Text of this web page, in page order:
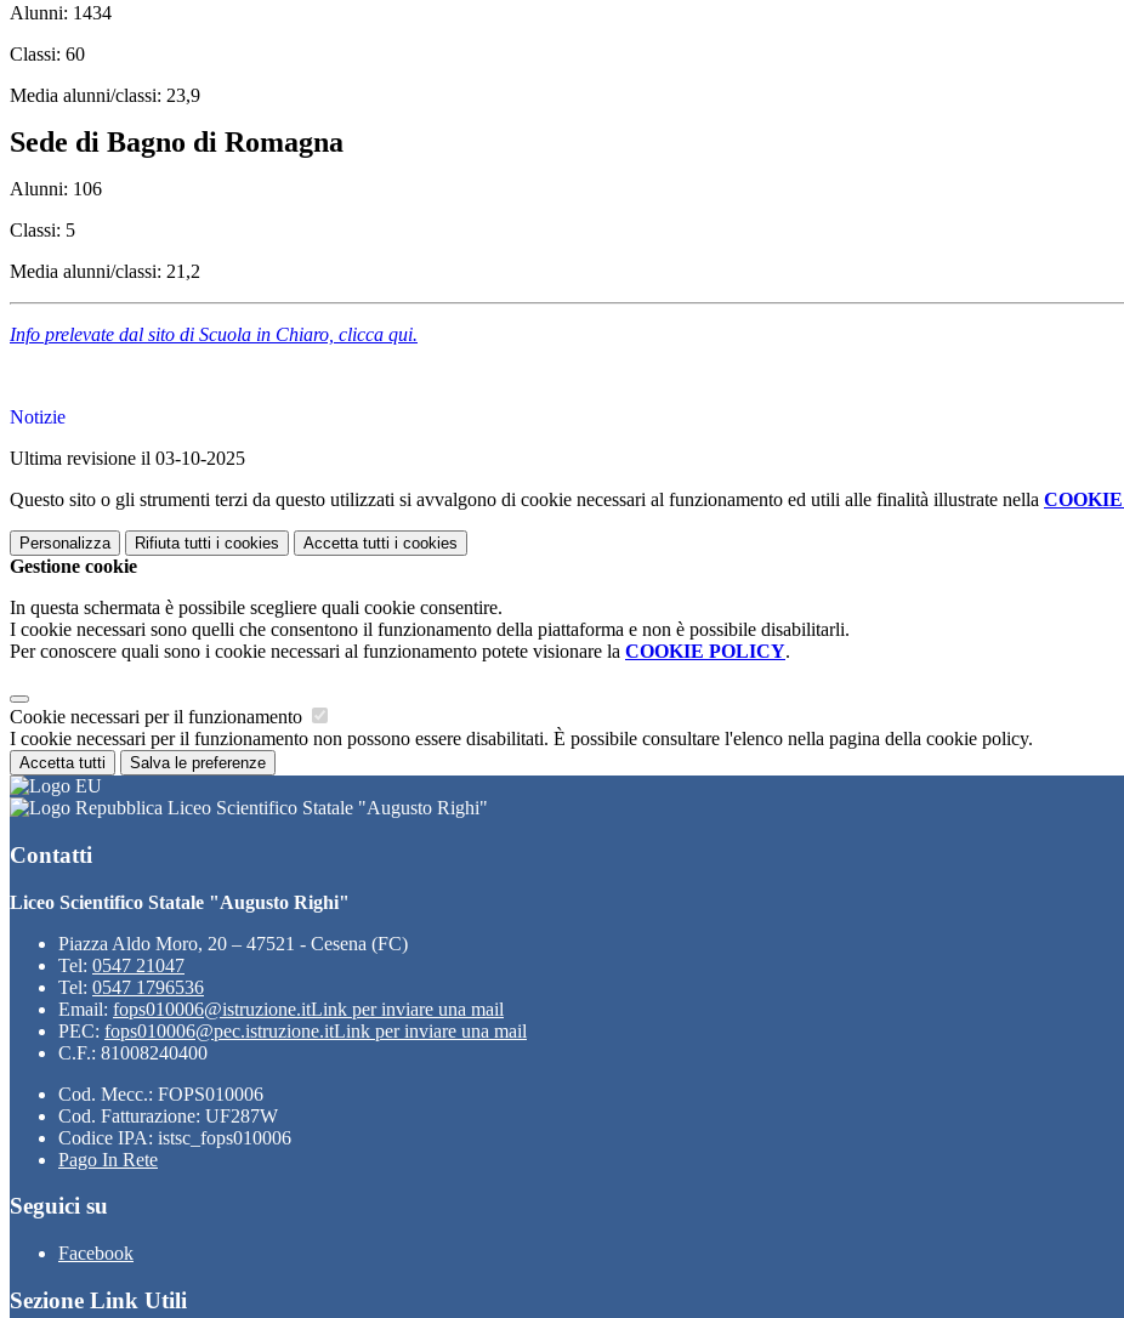
Alunni: 1434
Classi: 60
Media alunni/classi: 23,9
Sede di Bagno di Romagna
Alunni: 106
Classi: 5
Media alunni/classi: 21,2
Info prelevate dal sito di Scuola in Chiaro, clicca qui.
Notizie
Ultima revisione il 03-10-2025
Questo sito o gli strumenti terzi da questo utilizzati si avvalgono di cookie necessari al funzionamento ed utili alle finalità illustrate nella
Personalizza Rifiuta tutti i cookies Accetta tutti i cookies
Gestione cookie
In questa schermata è possibile scegliere quali cookie consentire.
I cookie necessari sono quelli che consentono il funzionamento della piattaforma e non è possibile disabilitarli.
Per conoscere quali sono i cookie necessari al funzionamento potete visionare la COOKIE POLICY.
Cookie necessari per il funzionamento
I cookie necessari per il funzionamento non possono essere disabilitati. È possibile consultare l'elenco nella pagina della cookie policy.
Accetta tutti Salva le preferenze
Liceo Scientifico Statale "Augusto Righi"
Contatti
Liceo Scientifico Statale "Augusto Righi"
Piazza Aldo Moro, 20 – 47521 - Cesena (FC)
Tel: 0547 21047
Tel: 0547 1796536
Email: fops010006@istruzione.itLink per inviare una mail
PEC: fops010006@pec.istruzione.itLink per inviare una mail
C.F.: 81008240400
Cod. Mecc.: FOPS010006
Cod. Fatturazione: UF287W
Codice IPA: istsc_fops010006
Pago In Rete
Seguici su
Facebook
Sezione Link Utili